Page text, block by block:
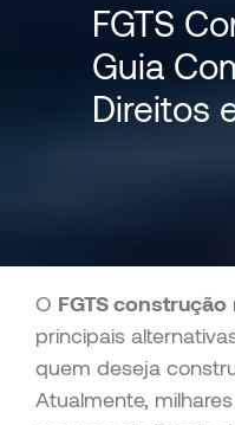
FGTS
Guia
Direitos
O FGTS construção
principais
quem deseja
Atualmente,